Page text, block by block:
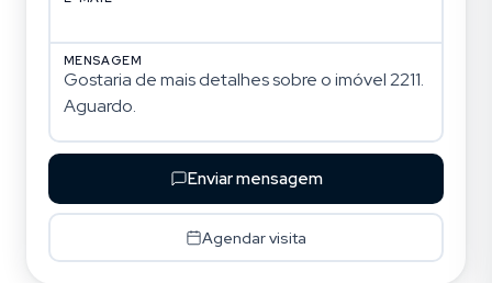
MENSAGEM
Enviar mensagem
Agendar visita